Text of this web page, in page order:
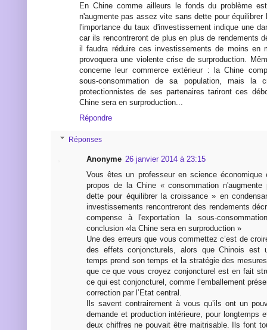
En Chine comme ailleurs le fonds du problème
n'augmente pas assez vite sans dette pour équilibrer
l'importance du taux d'investissement indique une
car ils rencontreront de plus en plus de rendements
il faudra réduire ces investissements de moins en
provoquera une violente crise de surproduction.
concerne leur commerce extérieur : la Chine
sous-consommation de sa population, mais la
protectionnistes de ses partenaires tariront ces
Chine sera en surproduction...
Répondre
Réponses
Anonyme 26 janvier 2014 à 23:15
Vous êtes un professeur en science
propos de la Chine « consommation
dette pour équilibrer la croissance » en
investissements rencontreront des rendements
compense à l'exportation la sous-
conclusion «la Chine sera en surproduction »
Une des erreurs que vous commettez c’est de
des effets conjoncturels, alors que Chinois est
temps prend son temps et la stratégie des
que ce que vous croyez conjoncturel est en fait
ce qui est conjoncturel, comme l’emballement
correction par l’Etat central.
Ils savent contrairement à vous qu’ils ont un
demande et production intérieure, pour longtemps
deux chiffres ne pouvait être maitrisable. Ils font